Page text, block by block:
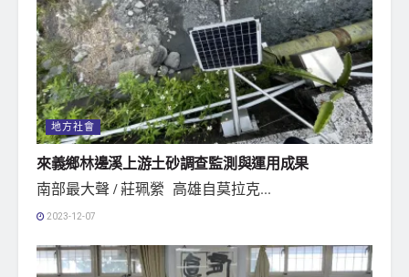
地方社會
來義鄉林邊溪上游土砂調查監測與運用成果
南部最大聲 / 莊珮縈 高雄自莫拉克...
2023-12-07